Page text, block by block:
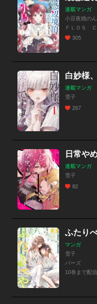
連載マンガ
小豆夜桃の
ＦＬＯＳ Ｃ
305
白妙様
連載マンガ
雪子
267
日常や
連載マンガ
雪子
82
ふたり
マンガ
雪子
バーズ
10巻まで配